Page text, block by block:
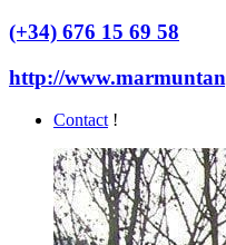
(+34) 676 15 69 58
http://
Contact !